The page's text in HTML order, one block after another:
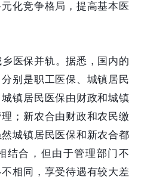
化竞争格局，提高基本医
医保并轨。据悉，国内的
别是职工医保、城镇居民
镇居民医保由财政和城镇
；新农合由财政和农民缴
城镇居民医保和新农合都
结合，但由于管理部门不
相同，享受待遇有较大差